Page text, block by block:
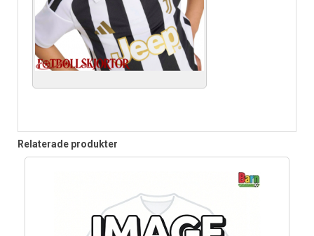
Relaterade produkter